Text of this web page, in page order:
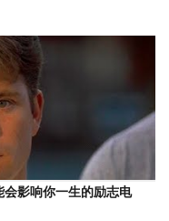
会影响你一生的励志电